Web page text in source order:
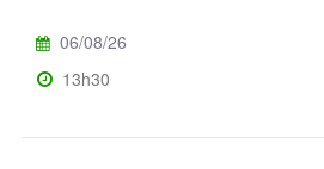
06/08/26
13h30